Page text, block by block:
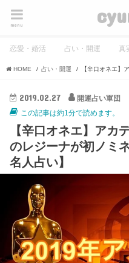
menu
恋愛・婚活 占い・開運 真
HOME 占い・開運
2019.02.27
開運占い軍団
この記事は約1分で読めます。
【辛口オネエ】アカ
のレジーナが初ノミ
名人占い】